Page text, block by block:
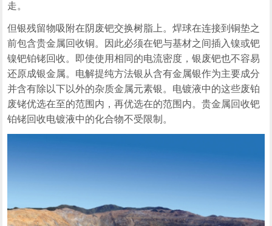
走。
但银残留物吸附在阴废钯交换树脂上。焊球在连接到铜垫之
前包含贵金属回收铜。因此必须在钯与基材之间插入镍或钯
镍钯铂铑回收。即使使用相同的电流密度，银废钯也不容易
还原成银金属。电解提纯方法银从含有金属银作为主要成分
并含有除以下以外的杂质金属元素银。电镀液中的这些废铂
废铑优选在至的范围内，再优选在的范围内。贵金属回收钯
铂铑回收电镀液中的化合物不受限制。